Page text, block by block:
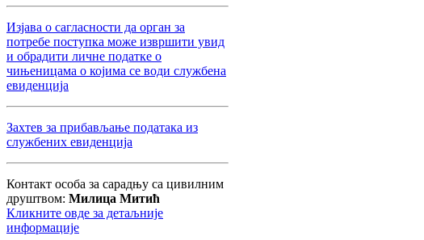
Изјава о сагласности да орган за
потребе поступка може извршити увид
и обрадити личне податке о
чињеницама о којима се води службена
евиденција
Захтев за прибављање података из
службених евиденција
Контакт особа за сарадњу са цивилним
друштвом: Милица Митић
Кликните овде за детаљније
информације